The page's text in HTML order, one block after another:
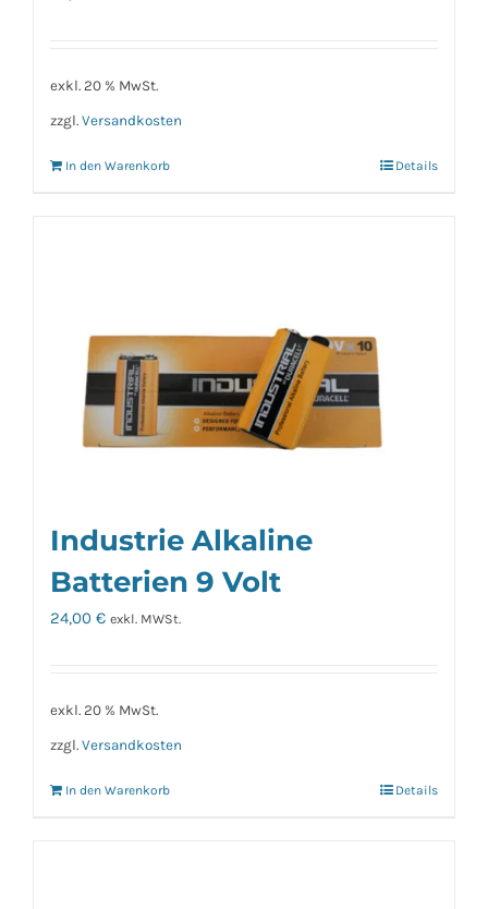
exkl. 20 % MwSt.
zzgl. Versandkosten
In den Warenkorb Details
Industrie Alkaline
Batterien 9 Volt
24,00 € exkl. MWSt.
exkl. 20 % MwSt.
zzgl. Versandkosten
In den Warenkorb Details